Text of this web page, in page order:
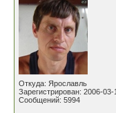
Откуда: Ярославль
Зарегистрирован: 2006-03-
Сообщений: 5994